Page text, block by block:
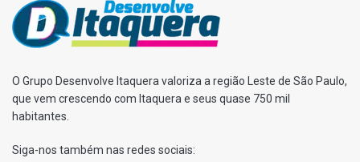
O Grupo Desenvolve Itaquera valoriza a região Leste de São Paulo,
que vem crescendo com Itaquera e seus quase 750 mil
habitantes.
Siga-nos também nas redes sociais: